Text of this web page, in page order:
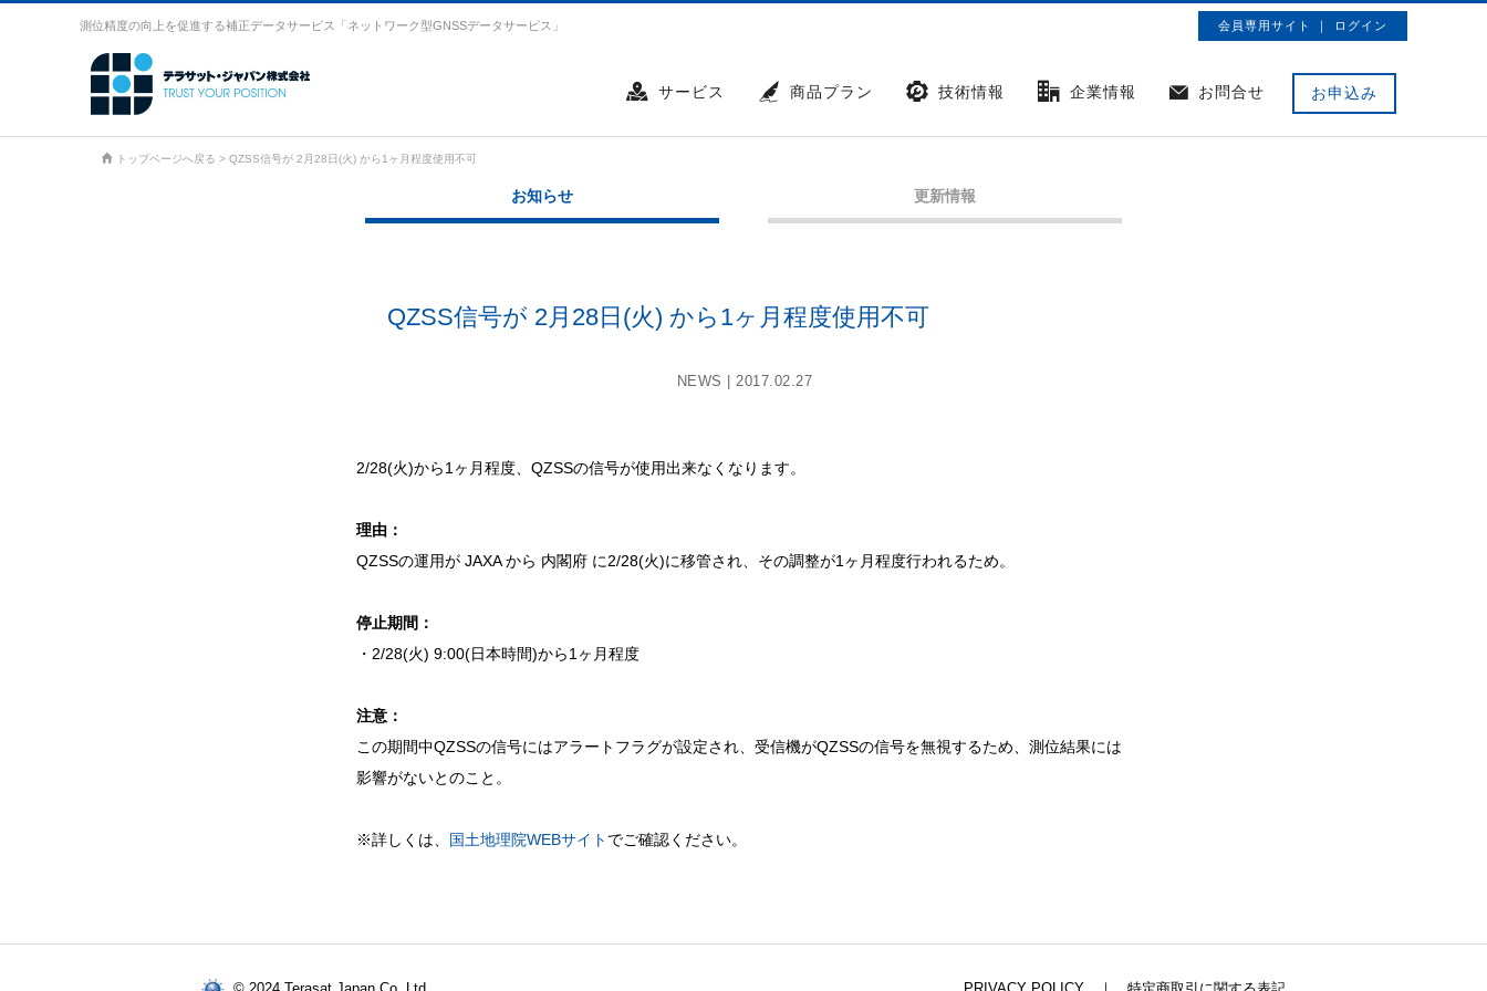
測位精度の向上を促進する補正データサービス「ネットワーク型GNSSデータサービス」 会員専用サイト ｜ ログイン
サービス 商品プラン 技術情報 企業情報 お問合せ お申込み
トップページへ戻る > QZSS信号が 2月28日(火) から1ヶ月程度使用不可
お知らせ 更新情報
QZSS信号が 2月28日(火) から1ヶ月程度使用不可
NEWS |2017.02.27
2/28(火)から1ヶ月程度、QZSSの信号が使用出来なくなります。
理由：
QZSSの運用が JAXA から 内閣府 に2/28(火)に移管され、その調整が1ヶ月程度行われるため。
停止期間：
・2/28(火) 9:00(日本時間)から1ヶ月程度
注意：
この期間中QZSSの信号にはアラートフラグが設定され、受信機がQZSSの信号を無視するため、測位結果には
影響がないとのこと。
※詳しくは、 国土地理院WEBサイト でご確認ください。